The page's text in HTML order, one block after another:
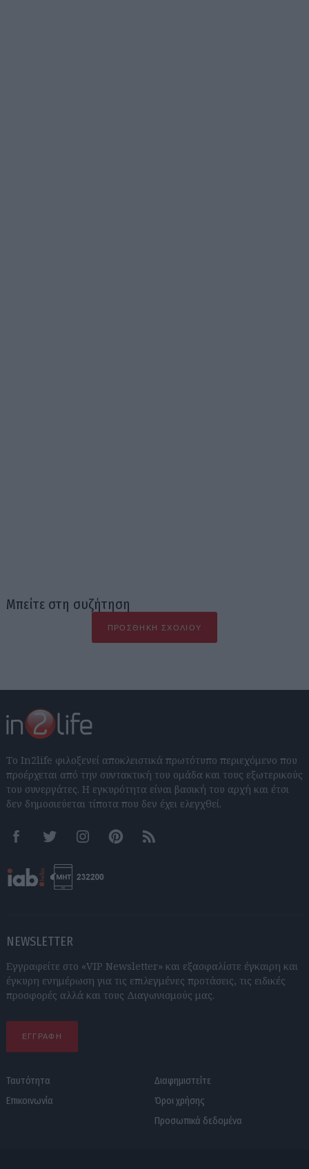
Μπείτε στη συζήτηση
ΠΡΟΣΘΉΚΗ ΣΧΟΛΊΟΥ
Το In2life φιλοξενεί αποκλειστικά πρωτότυπο περιεχόμενο που
προέρχεται από την συντακτική του ομάδα και τους εξωτερικούς
του συνεργάτες. Η εγκυρότητα είναι βασική του αρχή και έτσι
δεν δημοσιεύεται τίποτα που δεν έχει ελεγχθεί.
FacebookTwitter InstagramPinterestRSS feeds
NEWSLETTER
Εγγραφείτε στο «VIP Newsletter» και εξασφαλίστε έγκαιρη και
έγκυρη ενημέρωση για τις επιλεγμένες προτάσεις, τις ειδικές
προσφορές αλλά και τους Διαγωνισμούς μας.
ΕΓΓΡΑΦΗ
Ταυτότητα
Επικοινωνία
Διαφημιστείτε
Όροι χρήσης
Προσωπικά δεδομένα